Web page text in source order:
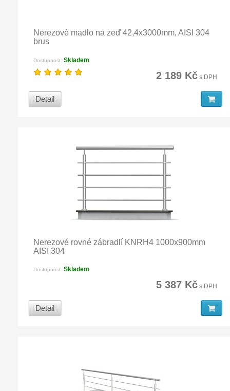
Nerezové madlo na zeď 42,4x3000mm, AISI 304
brus
Dostupnost: Skladem
2 189 Kč s DPH
Detail
Nerezové rovné zábradlí KNRH4 1000x900mm
AISI 304
Dostupnost: Skladem
5 387 Kč s DPH
Detail